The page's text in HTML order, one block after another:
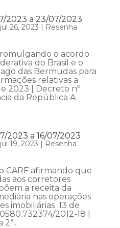
2023 a 23/07/2023
jul 26, 2023 | Resenha
o acordo
do Brasil e o
das Bermudas para
relativas a
2023 | Decreto nº
da República A
2023 a 16/07/2023
jul 19, 2023 | Resenha
CARF afirmando que
aos corretores
a receita da
nas operações
imobiliárias 13 de
2012-18 |